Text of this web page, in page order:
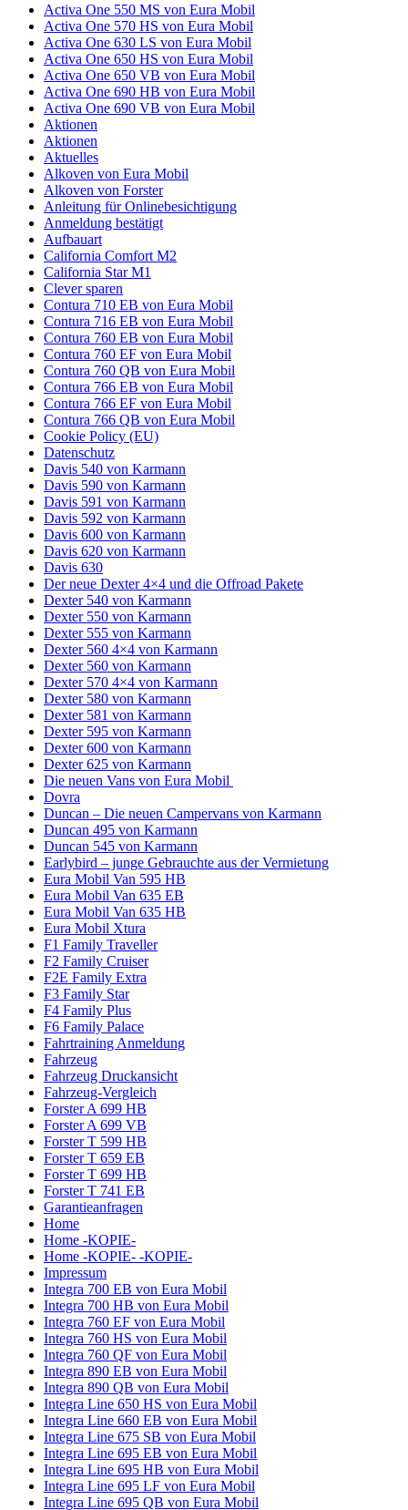
Activa One 550 MS von Eura Mobil
Activa One 570 HS von Eura Mobil
Activa One 630 LS von Eura Mobil
Activa One 650 HS von Eura Mobil
Activa One 650 VB von Eura Mobil
Activa One 690 HB von Eura Mobil
Activa One 690 VB von Eura Mobil
Aktionen
Aktionen
Aktuelles
Alkoven von Eura Mobil
Alkoven von Forster
Anleitung für Onlinebesichtigung
Anmeldung bestätigt
Aufbauart
California Comfort M2
California Star M1
Clever sparen
Contura 710 EB von Eura Mobil
Contura 716 EB von Eura Mobil
Contura 760 EB von Eura Mobil
Contura 760 EF von Eura Mobil
Contura 760 QB von Eura Mobil
Contura 766 EB von Eura Mobil
Contura 766 EF von Eura Mobil
Contura 766 QB von Eura Mobil
Cookie Policy (EU)
Datenschutz
Davis 540 von Karmann
Davis 590 von Karmann
Davis 591 von Karmann
Davis 592 von Karmann
Davis 600 von Karmann
Davis 620 von Karmann
Davis 630
Der neue Dexter 4×4 und die Offroad Pakete
Dexter 540 von Karmann
Dexter 550 von Karmann
Dexter 555 von Karmann
Dexter 560 4×4 von Karmann
Dexter 560 von Karmann
Dexter 570 4×4 von Karmann
Dexter 580 von Karmann
Dexter 581 von Karmann
Dexter 595 von Karmann
Dexter 600 von Karmann
Dexter 625 von Karmann
Die neuen Vans von Eura Mobil
Dovra
Duncan – Die neuen Campervans von Karmann
Duncan 495 von Karmann
Duncan 545 von Karmann
Earlybird – junge Gebrauchte aus der Vermietung
Eura Mobil Van 595 HB
Eura Mobil Van 635 EB
Eura Mobil Van 635 HB
Eura Mobil Xtura
F1 Family Traveller
F2 Family Cruiser
F2E Family Extra
F3 Family Star
F4 Family Plus
F6 Family Palace
Fahrtraining Anmeldung
Fahrzeug
Fahrzeug Druckansicht
Fahrzeug-Vergleich
Forster A 699 HB
Forster A 699 VB
Forster T 599 HB
Forster T 659 EB
Forster T 699 HB
Forster T 741 EB
Garantieanfragen
Home
Home -KOPIE-
Home -KOPIE- -KOPIE-
Impressum
Integra 700 EB von Eura Mobil
Integra 700 HB von Eura Mobil
Integra 760 EF von Eura Mobil
Integra 760 HS von Eura Mobil
Integra 760 QF von Eura Mobil
Integra 890 EB von Eura Mobil
Integra 890 QB von Eura Mobil
Integra Line 650 HS von Eura Mobil
Integra Line 660 EB von Eura Mobil
Integra Line 675 SB von Eura Mobil
Integra Line 695 EB von Eura Mobil
Integra Line 695 HB von Eura Mobil
Integra Line 695 LF von Eura Mobil
Integra Line 695 QB von Eura Mobil